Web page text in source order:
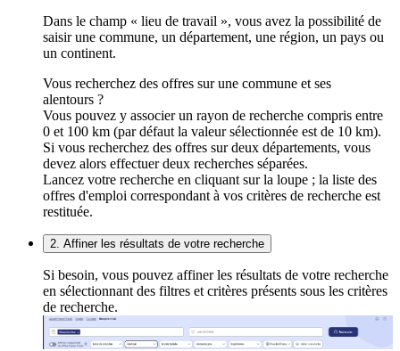
Dans le champ « lieu de travail », vous avez la possibilité de
saisir une commune, un département, une région, un pays ou
un continent.
Vous recherchez des offres sur une commune et ses
alentours ?
Vous pouvez y associer un rayon de recherche compris entre
0 et 100 km (par défaut la valeur sélectionnée est de 10 km).
Si vous recherchez des offres sur deux départements, vous
devez alors effectuer deux recherches séparées.
Lancez votre recherche en cliquant sur la loupe ; la liste des
offres d'emploi correspondant à vos critères de recherche est
restituée.
2. Affiner les résultats de votre recherche
Si besoin, vous pouvez affiner les résultats de votre recherche
en sélectionnant des filtres et critères présents sous les critères
de recherche.